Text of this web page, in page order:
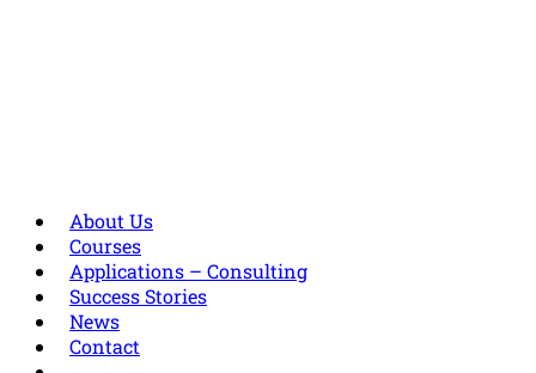
About Us
Courses
Applications – Consulting
Success Stories
News
Contact